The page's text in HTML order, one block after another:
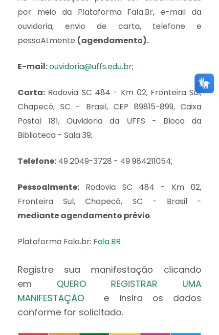
por meio da Plataforma Fala.Br, e-mail da
ouvidoria, envio de carta, telefone e
pessoALmente (agendamento).
E-mail:ouvidoria@uffs.edu.br;
Carta: Rodovia SC 484 - Km 02, Fronteira Sul,
Chapecó, SC - Brasil, CEP 89815-899, Caixa
Postal 181, Ouvidoria da UFFS - Bloco da
Biblioteca - Sala 39;
Telefone: 49 2049-3728 - 49 984211054;
Pessoalmente: Rodovia SC 484 - Km 02,
Fronteira Sul, Chapecó, SC - Brasil -
mediante agendamento prévio.
Plataforma Fala.br: Fala.BR
Registre sua manifestação clicando
em QUERO REGISTRAR UMA
MANIFESTAÇÃO e insira os dados
conforme for solicitado.